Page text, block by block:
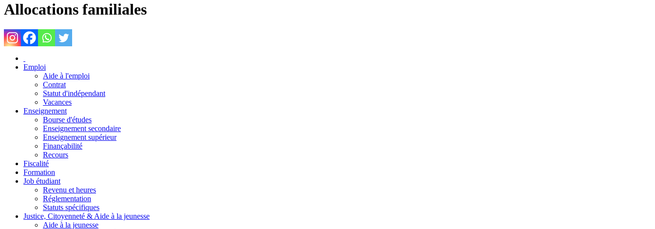
Allocations familiales
Emploi
Aide à l'emploi
Contrat
Statut d'indépendant
Vacances
Enseignement
Bourse d'études
Enseignement secondaire
Enseignement supérieur
Finançabilité
Recours
Fiscalité
Formation
Job étudiant
Revenu et heures
Réglementation
Statuts spécifiques
Justice, Citoyenneté & Aide à la jeunesse
Aide à la jeunesse